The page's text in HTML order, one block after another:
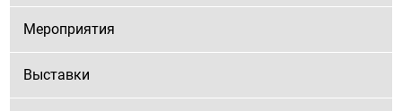
Мероприятия
Выставки